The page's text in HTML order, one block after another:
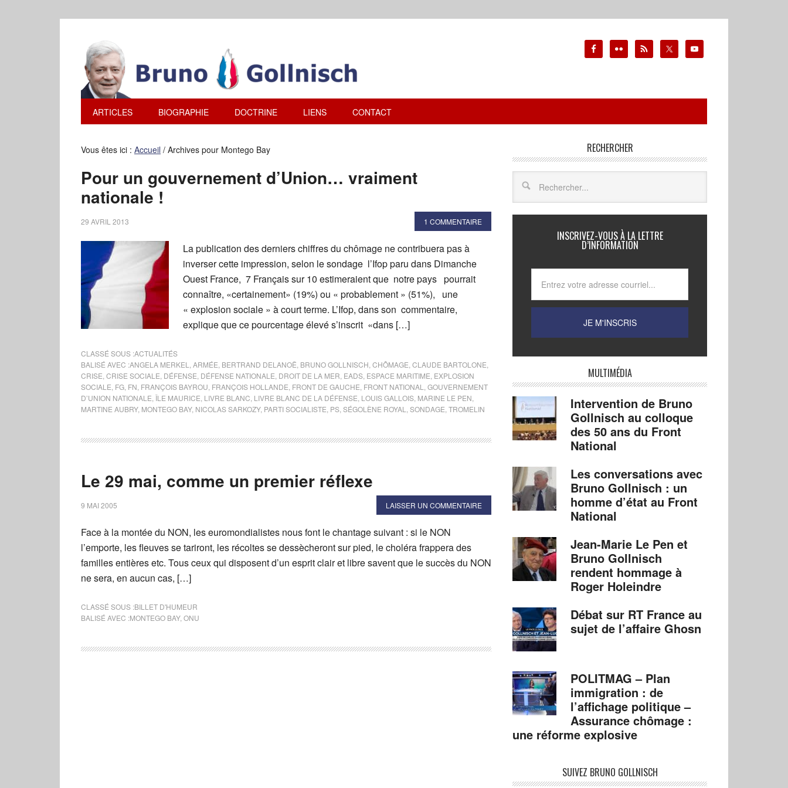
ARTICLES BIOGRAPHIE DOCTRINE LIENS CONTACT
Vous êtes ici : Accueil / Archives pour Montego Bay
Pour un gouvernement d’Union… vraiment
nationale !
29 AVRIL 2013 1 COMMENTAIRE
La publication des derniers chiffres du chômage ne contribuera pas à
inverser cette impression, selon le sondage l’Ifop paru dans Dimanche
Ouest France, 7 Français sur 10 estimeraient que notre pays pourrait
connaître, «certainement» (19%) ou « probablement » (51%), une
« explosion sociale » à court terme. L’Ifop, dans son commentaire,
explique que ce pourcentage élevé s’inscrit «dans […]
CLASSÉ SOUS :ACTUALITÉS
BALISÉ AVEC :ANGELA MERKEL ARMÉE BERTRAND DELANOË BRUNO GOLLNISCH CHÔMAGE CLAUDE BARTOLONE
CRISE CRISE SOCIALE DÉFENSE DÉFENSE NATIONALE DROIT DE LA MER EADS ESPACE MARITIME EXPLOSION
SOCIALE FG FN FRANÇOIS BAYROU FRANÇOIS HOLLANDE FRONT DE GAUCHE FRONT NATIONAL
GOUVERNEMENT
D’UNION NATIONALE ÎLE MAURICE LIVRE BLANC LIVRE BLANC DE LA DÉFENSE LOUIS GALLOIS MARINE LE PEN
MARTINE AUBRY, MONTEGO BAY, NICOLAS SARKOZY, PARTI SOCIALISTE PS SÉGOLÈNE ROYAL SONDAGE TROMELIN
Le 29 mai, comme un premier réflexe
9 MAI 2005 LAISSER UN COMMENTAIRE
Face à la montée du NON, les euromondialistes nous font le chantage suivant : si le NON
l’emporte, les fleuves se tariront, les récoltes se dessècheront sur pied, le choléra frappera des
familles entières etc. Tous ceux qui disposent d’un esprit clair et libre savent que le succès du NON
ne sera, en aucun cas, […]
CLASSÉ SOUS :BILLET D'HUMEUR
BALISÉ AVEC :MONTEGO BAY, ONU
RECHERCHER
INSCRIVEZ-VOUS À LA LETTRE
D’INFORMATION
MULTIMÉDIA
Intervention de Bruno
Gollnisch au colloque
des 50 ans du Front
National
Les conversations avec
Bruno Gollnisch : un
homme d’état au Front
National
Jean-Marie Le Pen et
Bruno Gollnisch
rendent hommage à
Roger Holeindre
Débat sur RT France au
sujet de l’affaire Ghosn
POLITMAG – Plan
immigration : de
l’affichage politique –
Assurance chômage :
une réforme explosive
SUIVEZ BRUNO GOLLNISCH